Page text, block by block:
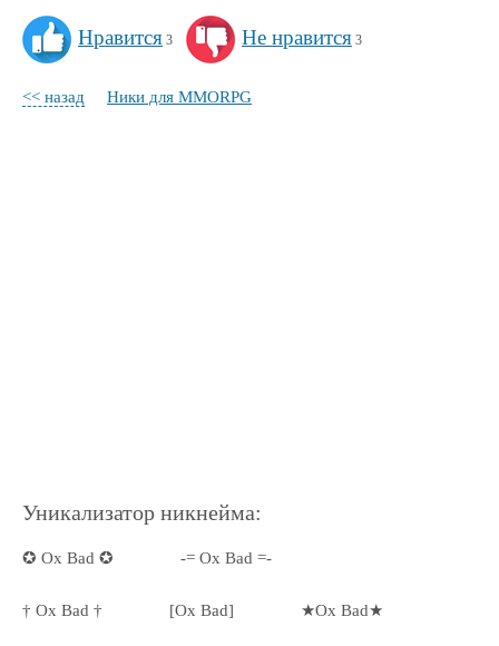
Нравится 3 Не нравится 3
<< назад Ники для MMORPG
Уникализатор никнейма:
✪ Ox Bad ✪ -= Ox Bad =-
† Ox Bad † [Ox Bad] ★Ox Bad★